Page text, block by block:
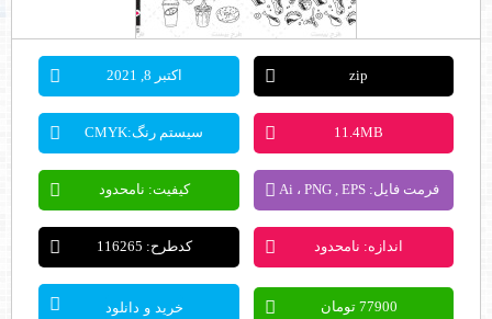
zip اکتبر 8, 2021
11.4MB سیستم رنگ:CMYK
فرمت فایل: Ai ، PNG , EPS کیفیت: نامحدود
اندازه: نامحدود کدطرح: 116265
77900 تومان خرید و دانلود